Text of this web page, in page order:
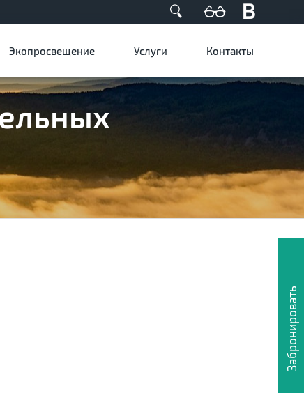
Экопросвещение Услуги Контакты
Забронировать